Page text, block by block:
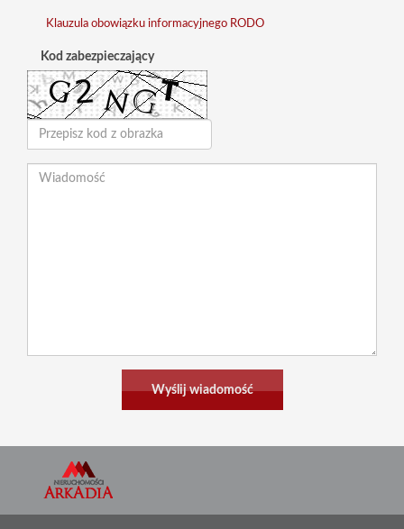
Klauzula obowiązku informacyjnego RODO
Kod zabezpieczający